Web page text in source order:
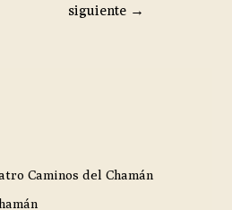
siguiente →
Caminos del Chamán